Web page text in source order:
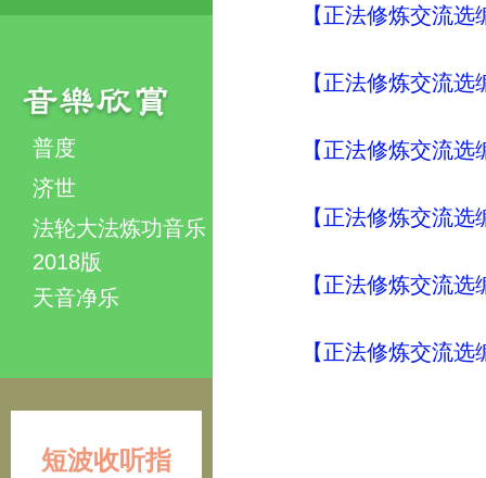
普度
济世
法轮大法炼功音乐
2018版
天音净乐
短波收听指
【正法修炼交流
【正法修炼交流
【正法修炼交流
【正法修炼交流
【正法修炼交流
【正法修炼交流